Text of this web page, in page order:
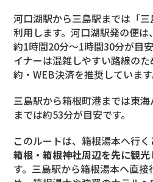
河口湖駅から三島駅までは「
利用します。河口湖駅発の便
約1時間20分〜1時間30分が目
イナーは混雑しやすい路線の
約・WEB決済を推奨しています
三島駅から箱根町港までは東
までは約53分が目安です。
このルートは、箱根湯本へ行く
箱根・箱根神社周辺を先に観
す。三島駅から箱根湯本へ直